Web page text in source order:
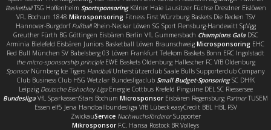
BasketballTSG Hoffenheim SportsponsoringKölner Haie Lausitzer Füchse Dresdner Eislöwen
VFL Bochum 1848 Mikrosponsoring Fitness First Würzburg Baskets Die Recken TSV
Hannover-Burgdorf FußballRhein-Neckar Löwen SG Sport Flensburg-Handewitt SpVgg
Greuther Fürth BG Göttingen Eisbären Berlin VfL Gummersbach Champions GalaDSC
Arminia Bielefeld Eisbären Juniors Basketball Löwen Braunschweig Microsponsoring EHC
Red Bull München SV Babelsberg 03 Löwen Frankfurt Telekom Baskets Bonn ERC Ingolstadt
the micro-sponsorship principleEWE Baskets Oldenburg Hallescher FC VfB Oldenburg
SponsorNürnberg Ice Tigers HandballUnterstützerclub Saale Bulls Supporterclub Company
Club Business Club HSG Wetzlar Bundesligaclub Small Budget-SponsoringSC DHfK
Leipzig Deutsche Eishockey LigaEnergie Cottbus Krefeld Pinguine DEL SC Riessersee
Bundesliga VfL SparkassenStars Bochum MicrosponsorEisbären Regensburg PartnerTUSEM
Essen elf5 Jena Handballbundesliga VfB Lübeck easyCredit BBL HBL FSV
ZwickauService NachwuchsfördererSupporter
MikrosponsorF.C. Hansa Rostock BR Volleys